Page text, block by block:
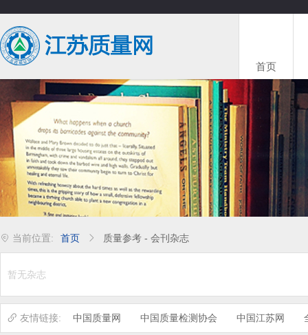
首页
首页 质量参考 - 会刊杂志
暂无杂志
中国质量网 中国质量检测协会 中国江苏网